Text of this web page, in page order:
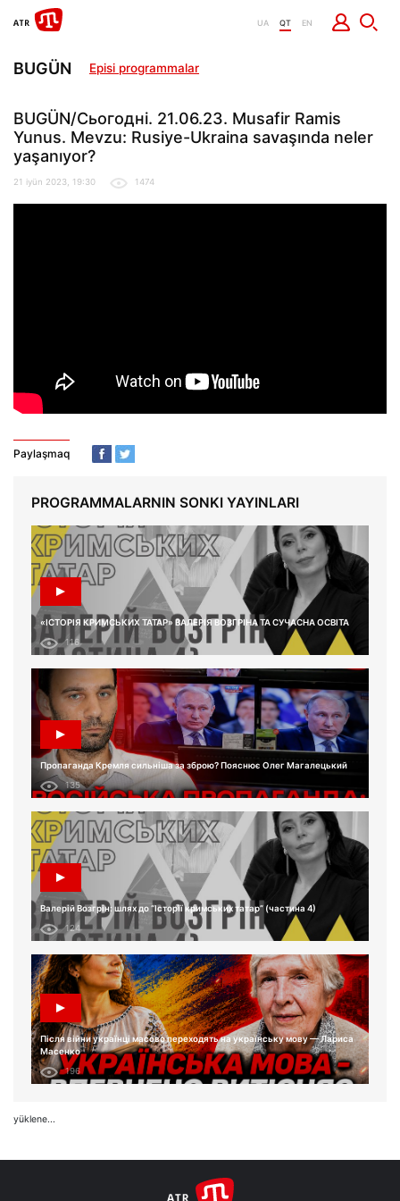
UA QT EN
BUGÜN Episi programmalar
BUGÜN/Сьогодні. 21.06.23. Musafir Ramis
Yunus. Mevzu: Rusiye-Ukraina savaşında neler
yaşanıyor?
21 iyün 2023, 19:30 1474
Paylaşmaq
PROGRAMMALARNIN SONKI YAYINLARI
«ІСТОРІЯ КРИМСЬКИХ ТАТАР» ВАЛЕРІЯ ВОЗГРІНА ТА СУЧАСНА ОСВІТА
116
Пропаганда Кремля сильніша за зброю? Пояснює Олег Магалецький
135
Валерій Возгрін: шлях до “Історії кримських татар” (частина 4)
124
Після війни українці масово переходять на українську мову — Лариса
Масенко
196
yüklene...